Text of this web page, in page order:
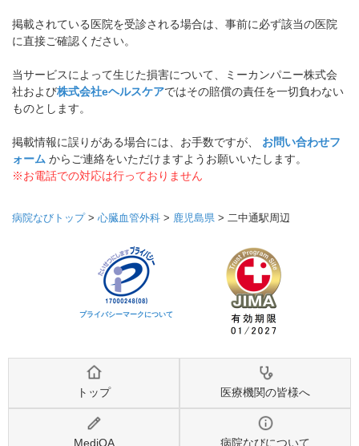
掲載されている医院を受診される場合は、事前に必ず該当の医院
に直接ご確認ください。
当サービスによって生じた損害について、ミーカンパニー株式会
社および株式会社eヘルスケアではその賠償の責任を一切負わない
ものとします。
掲載情報に誤りがある場合には、お手数ですが、 お問い合わせフ
ォーム からご連絡をいただけますようお願いいたします。
※お電話での対応は行っておりません
病院なびトップ> 心臓血管外科 > 鹿児島県 > 二中通駅周辺
プライバシーマークについて
トップ 医療機関の皆様へ
MediQA 病院なびについて